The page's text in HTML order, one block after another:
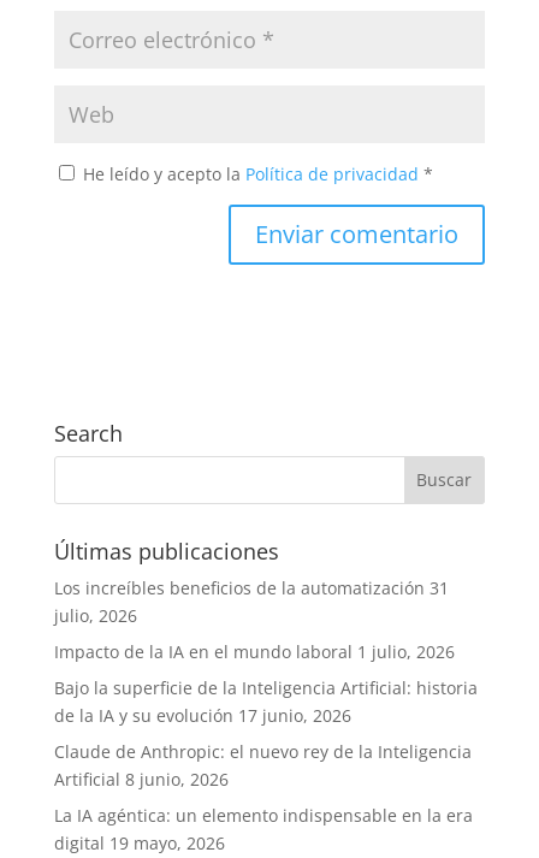
He leído y acepto la Política de privacidad *
Search
Últimas publicaciones
Los increíbles beneficios de la automatización 31
julio, 2026
Impacto de la IA en el mundo laboral 1 julio, 2026
Bajo la superficie de la Inteligencia Artificial: historia
de la IA y su evolución 17 junio, 2026
Claude de Anthropic: el nuevo rey de la Inteligencia
Artificial 8 junio, 2026
La IA agéntica: un elemento indispensable en la era
digital 19 mayo, 2026